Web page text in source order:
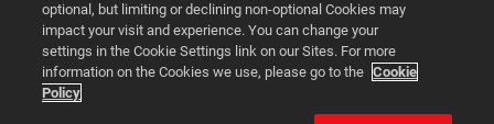
© 2026 2K
Powered byOnclusive PR Manager™
This website uses cookies to make your browsing experience
optional, but limiting or declining non-optional Cookies may
impact your visit and experience. You can change your
settings in the Cookie Settings link on our Sites. For more
information on the Cookies we use, please go to the Cookie
Policy